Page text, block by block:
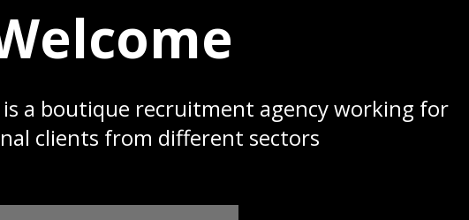
is a boutique recruitment agency working for
clients from different sectors